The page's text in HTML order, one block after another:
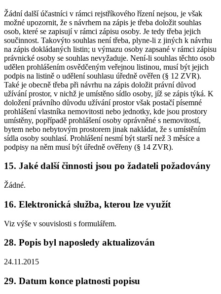
Žádní další účastníci v rámci rejstříkového řízení nejsou, je však
možné upozornit, že s návrhem na zápis je třeba doložit souhlas
osob, které se zapisují v rámci zápisu osoby. Je tedy třeba jejich
součinnost. Takovýto souhlas není třeba, plyne-li z jiných k návrhu
na zápis dokládaných listin; u výmazu osoby zapsané v rámci zápisu
právnické osoby se souhlas nevyžaduje. Není-li souhlas těchto osob
udělen prohlášením osvědčeným veřejnou listinou, musí být jejich
podpis na listině o udělení souhlasu úředně ověřen (§ 12 ZVR).
Také je obecně třeba při návrhu na zápis doložit právní důvod
užívání prostor, v nichž je umístěno sídlo osoby, jíž se zápis týká. K
doložení právního důvodu užívání prostor však postačí písemné
prohlášení vlastníka nemovitosti nebo jednotky, kde jsou prostory
umístěny, popřípadě prohlášení osoby oprávněné s nemovitostí,
bytem nebo nebytovým prostorem jinak nakládat, že s umístěním
sídla osoby souhlasí. Prohlášení nesmí být starší než 3 měsíce a
podpisy na něm musí být úředně ověřeny (§ 14 ZVR).
15. Jaké další činnosti jsou po žadateli požadovány
Žádné.
16. Elektronická služba, kterou lze využít
Viz výše v souvislosti s formulářem.
28. Popis byl naposledy aktualizován
24.11.2015
29. Datum konce platnosti popisu